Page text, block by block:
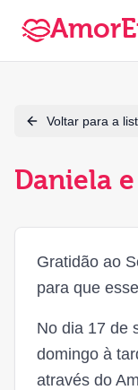
Voltar para a
Daniela
Gratidão ao
para que
No dia 17 de
domingo à
através do